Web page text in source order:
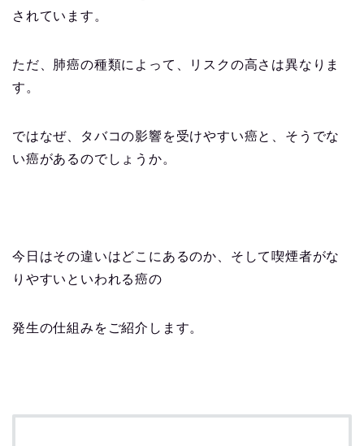
されています。
ただ、肺癌の種類によって、リスクの高さは異なりま
す。
ではなぜ、タバコの影響を受けやすい癌と、そうでな
い癌があるのでしょうか。
今日はその違いはどこにあるのか、そして喫煙者がな
りやすいといわれる癌の
発生の仕組みをご紹介します。